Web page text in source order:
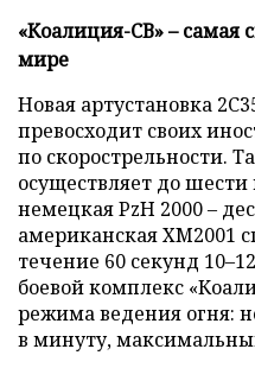
«Коалиция-СВ»–самая
мире
Новая артустановка
превосходит своих
по скорострельности.
осуществляет до
немецкая PzH 2000 –
американская XM2001
течение 60 секунд
боевой комплекс
режима ведения огня:
в минуту,